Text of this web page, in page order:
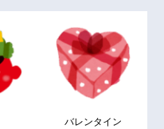
バレンタイン